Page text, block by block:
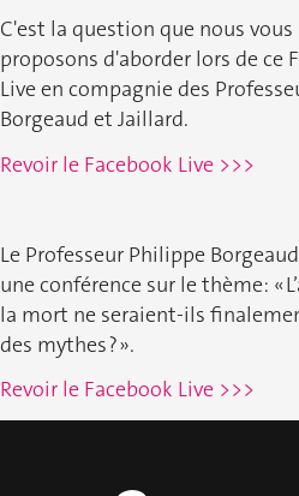
C'est la question que nous vous
proposons d'aborder lors de ce
Live en compagnie des
Borgeaud et Jaillard.
Revoir le Facebook Live >>>
Le Professeur Philippe
une conférence sur le thème: «
la mort ne seraient-ils
des mythes ? ».
Revoir le Facebook Live >>>